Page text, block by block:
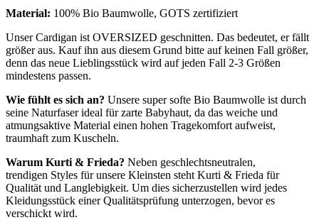
Material: 100% Bio Baumwolle, GOTS zertifiziert
Unser Cardigan ist OVERSIZED geschnitten. Das bedeutet, er fällt
größer aus. Kauf ihn aus diesem Grund bitte auf keinen Fall größer,
denn das neue Lieblingsstück wird auf jeden Fall 2-3 Größen
mindestens passen.
Wie fühlt es sich an? Unsere super softe Bio Baumwolle ist durch
seine Naturfaser ideal für zarte Babyhaut, da das weiche und
atmungsaktive Material einen hohen Tragekomfort aufweist,
traumhaft zum Kuscheln.
Warum Kurti & Frieda? Neben geschlechtsneutralen,
trendigen Styles für unsere Kleinsten steht Kurti & Frieda für
Qualität und Langlebigkeit. Um dies sicherzustellen wird jedes
Kleidungsstück einer Qualitätsprüfung unterzogen, bevor es
verschickt wird.